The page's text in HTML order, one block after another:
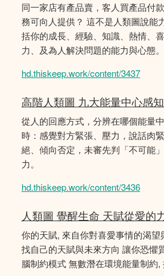
同一家店有產品賣，客人買產品付
務可向人提供？ 這不是人類圖說能
括你的成長、經驗、知識、熱情、
力、及為人解決問題的能力與心態。
hd.thiskeep.work/content/3437
高階人類圖 九大能量中心感
從人的回應方式，分辨在哪個能量
時：感覺對方緊張、壓力，說話肉
絕、傾向否定，未審先判「不可能
力。
hd.thiskeep.work/content/3436
人類圖 覺醒生命 天賦從愛的
你的天賦, 來自你對喜愛事情的渴
找自己的天賦與未來方向 讓你恐懼
腦制約模式 無數潛在環境能量制約